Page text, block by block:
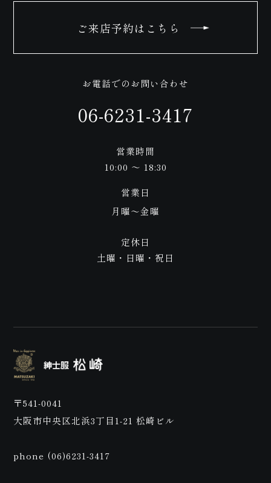
ご来
店予
ご来店予約はこちら
お電話でのお問い合わせ
06-6231-3417
営業時間
10:00 ～ 18:30
営業日
月曜〜金曜
定休日
土曜・日曜・祝日
〒541-0041
大阪市中央区北浜3丁目1-21 松崎ビル
phone (06)6231-3417